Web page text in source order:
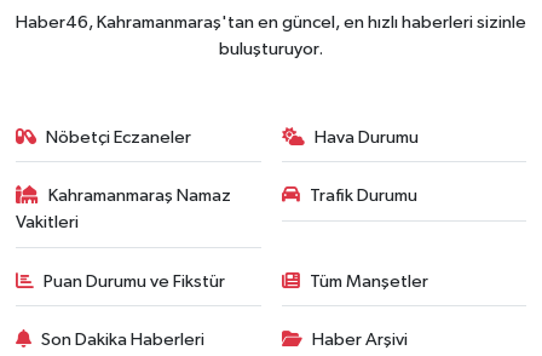
Kahramanmaraş'ın Tarihi Mirası İçin Ankara'da
Haber46, Kahramanmaraş'tan en güncel, en hızlı haberleri sizinle
buluşturuyor.
Nöbetçi Eczaneler Hava Durumu
Kahramanmaraş Namaz
Vakitleri
Trafik Durumu
Puan Durumu ve Fikstür Tüm Manşetler
Son Dakika Haberleri Haber Arşivi